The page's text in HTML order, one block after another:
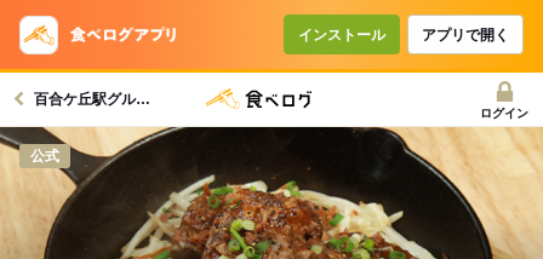
インストール アプリで開く
百合ケ丘駅グルメへ
ログイン
公式